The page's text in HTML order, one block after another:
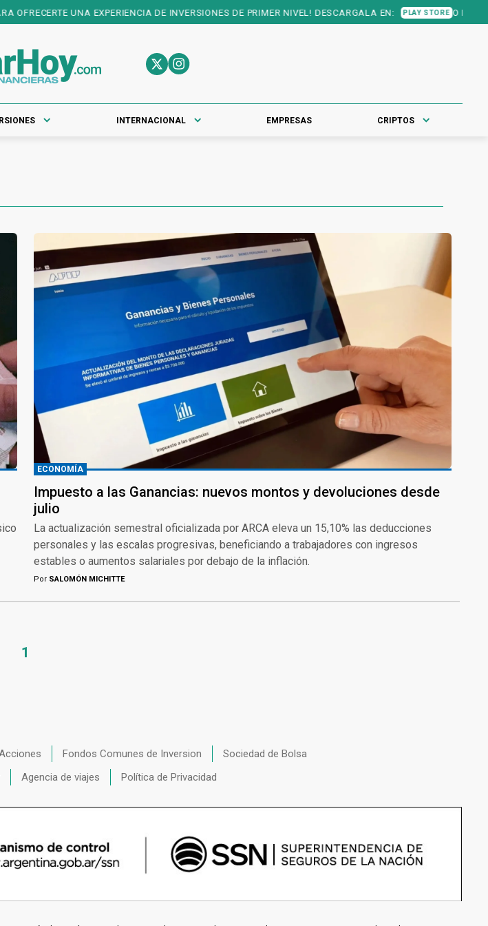
UNA EXPERIENCIA DE INVERSIONES DE PRIMER NIVEL! DESCARGALA EN: PLAY STORE O EN: APP
INTERNACIONAL EMPRESAS CRIPTOS
ECONOMÍA
Impuesto a las Ganancias: nuevos montos y devoluciones desde
julio
La actualización semestral oficializada por ARCA eleva un 15,10% las deducciones
personales y las escalas progresivas, beneficiando a trabajadores con ingresos
estables o aumentos salariales por debajo de la inflación.
Por SALOMÓN MICHITTE
1
Fondos Comunes de Inversion
Sociedad de Bolsa
Agencia de viajes Política de Privacidad